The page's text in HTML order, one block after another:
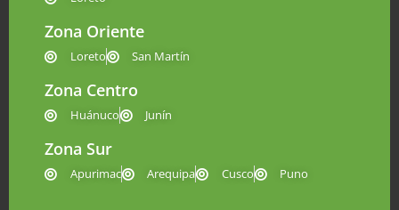
Zona Oriente
Loreto San Martín
Zona Centro
Huánuco Junín
Zona Sur
Apurimac Arequipa Cusco Puno